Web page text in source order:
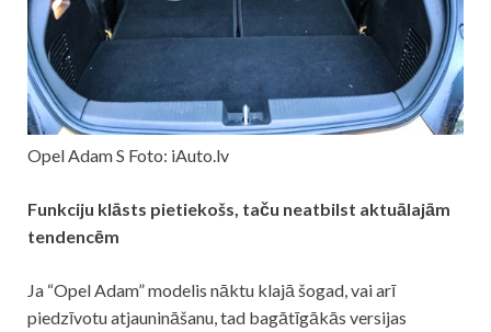
Opel Adam S Foto: iAuto.lv
Funkciju klāsts pietiekošs, taču neatbilst aktuālajām
tendencēm
Ja “Opel Adam” modelis nāktu klajā šogad, vai arī
piedzīvotu atjaunināšanu, tad bagātīgākās versijas